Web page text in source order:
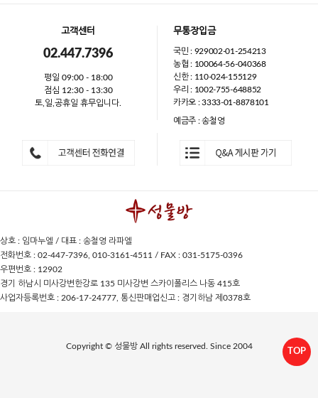
TOP
고객센터
02.447.7396
평일 09:00 - 18:00
점심 12:30 - 13:30
토,일,공휴일 휴무입니다.
무통장입금
국민 : 929002-01-254213
농협 : 100064-56-040368
신한 : 110-024-155129
우리 : 1002-755-648852
카카오 : 3333-01-8878101
예금주 : 송철영
상호 : 임마누엘 / 대표 : 송철영 라파엘
전화번호 : 02-447-7396, 010-3161-4511 / FAX : 031-5175-0396
우편번호 : 12902
경기 하남시 미사강변한강로 135 미사강변 스카이폴리스 나동 415호
사업자등록번호 : 206-17-24777, 통신판매업신고 : 경기하남 제0378호
Copyright © 성물방 All rights reserved. Since 2004